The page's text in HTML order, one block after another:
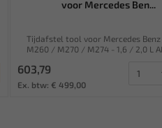
voor Mercedes Ben...
Tijdafstel tool voor Mercedes
M260 / M270 / M274 - 1,6 / 2,0 L
603,79
Ex. btw: € 499,00